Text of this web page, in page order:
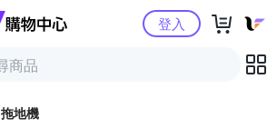
Yahoo購物中心登入
拖地機